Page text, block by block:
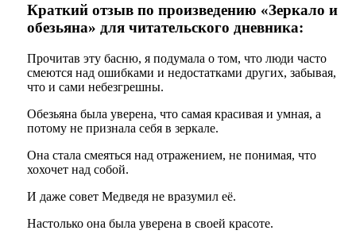
Краткий отзыв по произведению «Зеркало и
обезьяна» для читательского дневника:
Прочитав эту басню, я подумала о том, что люди часто
смеются над ошибками и недостатками других, забывая,
что и сами небезгрешны.
Обезьяна была уверена, что самая красивая и умная, а
потому не признала себя в зеркале.
Она стала смеяться над отражением, не понимая, что
хохочет над собой.
И даже совет Медведя не вразумил её.
Настолько она была уверена в своей красоте.